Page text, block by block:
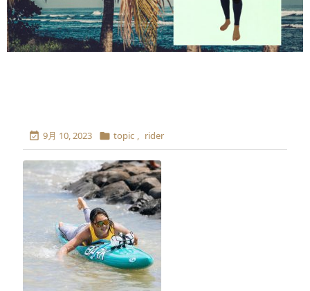
 9月 10, 2023  topic , rider